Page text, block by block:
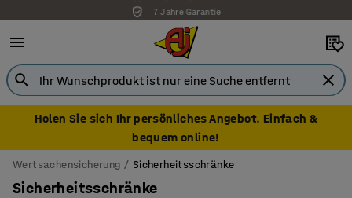
7 Jahre Garantie
Holen Sie sich Ihr persönliches Angebot. Einfach &
bequem online!
Wertsachensicherung Sicherheitsschränke
Sicherheitsschränke